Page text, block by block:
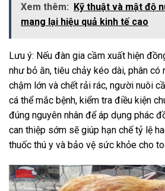
Xem thêm: Kỹ thuật và mật độ
mang lại hiệu quả kinh tế cao
Lưu ý: Nếu đàn gia cầm xuất hiện
như bỏ ăn, tiêu chảy kéo dài, phân có
chậm lớn và chết rải rác, người nuôi
cá thể mắc bệnh, kiểm tra điều kiện
đúng nguyên nhân để áp dụng phác
can thiệp sớm sẽ giúp hạn chế tỷ lệ
thuốc thú y và bảo vệ sức khỏe cho